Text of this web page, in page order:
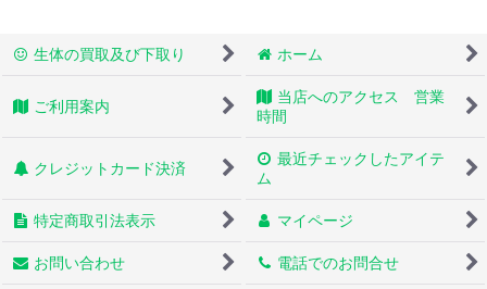
生体の買取及び下取り ホーム
ご利用案内
当店へのアクセス 営業
時間
クレジットカード決済
最近チェックしたアイテ
ム
特定商取引法表示 マイページ
お問い合わせ 電話でのお問合せ